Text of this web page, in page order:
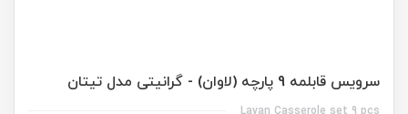
سرویس قابلمه 9 پارچه (لاوان) - گرانیتی مدل تیتان
Lavan Casserole set 9 pcs